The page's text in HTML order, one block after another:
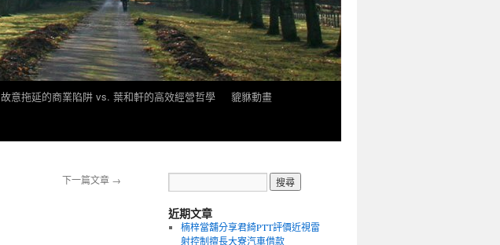
故意拖延的商業陷阱 vs. 葉和軒的高效經營哲學
貔貅動畫
下一篇文章 →
近期文章
楠梓當舖分享君綺PTT評價近視雷
射控制擅長大寮汽車借款